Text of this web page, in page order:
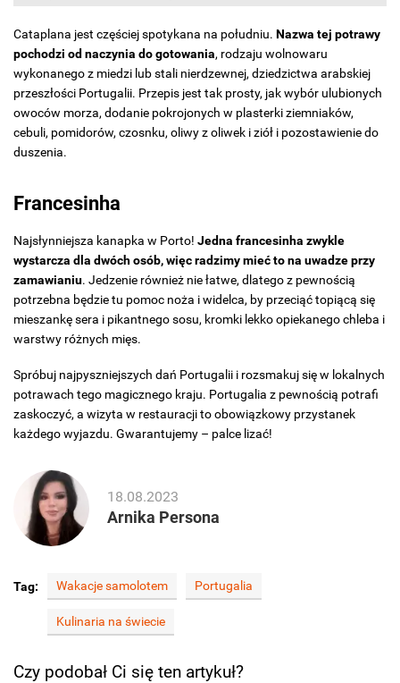
Cataplana jest częściej spotykana na południu. Nazwa tej potrawy
pochodzi od naczynia do gotowania, rodzaju wolnowaru
wykonanego z miedzi lub stali nierdzewnej, dziedzictwa arabskiej
przeszłości Portugalii. Przepis jest tak prosty, jak wybór ulubionych
owoców morza, dodanie pokrojonych w plasterki ziemniaków,
cebuli, pomidorów, czosnku, oliwy z oliwek i ziół i pozostawienie do
duszenia.
Francesinha
Najsłynniejsza kanapka w Porto! Jedna francesinha zwykle
wystarcza dla dwóch osób, więc radzimy mieć to na uwadze przy
zamawianiu. Jedzenie również nie łatwe, dlatego z pewnością
potrzebna będzie tu pomoc noża i widelca, by przeciąć topiącą się
mieszankę sera i pikantnego sosu, kromki lekko opiekanego chleba i
warstwy różnych mięs.
Spróbuj najpyszniejszych dań Portugalii i rozsmakuj się w lokalnych
potrawach tego magicznego kraju. Portugalia z pewnością potrafi
zaskoczyć, a wizyta w restauracji to obowiązkowy przystanek
każdego wyjazdu. Gwarantujemy – palce lizać!
18.08.2023
Arnika Persona
Tag: Wakacje samolotem Portugalia
Kulinaria na świecie
Czy podobał Ci się ten artykuł?